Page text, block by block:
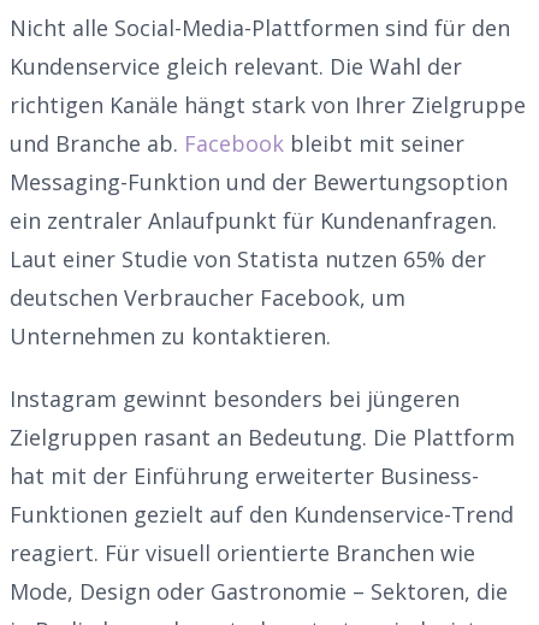
Nicht alle Social-Media-Plattformen sind für den
Kundenservice gleich relevant. Die Wahl der
richtigen Kanäle hängt stark von Ihrer Zielgruppe
und Branche ab. Facebook bleibt mit seiner
Messaging-Funktion und der Bewertungsoption
ein zentraler Anlaufpunkt für Kundenanfragen.
Laut einer Studie von Statista nutzen 65% der
deutschen Verbraucher Facebook, um
Unternehmen zu kontaktieren.
Instagram gewinnt besonders bei jüngeren
Zielgruppen rasant an Bedeutung. Die Plattform
hat mit der Einführung erweiterter Business-
Funktionen gezielt auf den Kundenservice-Trend
reagiert. Für visuell orientierte Branchen wie
Mode, Design oder Gastronomie – Sektoren, die